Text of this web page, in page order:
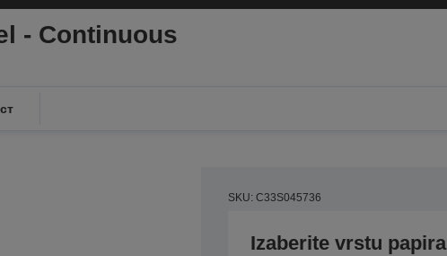
- Continuous
SKU: C33S045736
Izaberite vrstu papira